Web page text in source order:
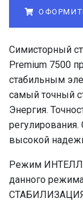
Симисторный
Premium 7500
стабильным
самый точный
Энергия.
высокой
Pежим
данного
СТАБИЛИЗАЦИЯ,